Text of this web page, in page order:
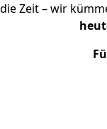
Zeit – wir